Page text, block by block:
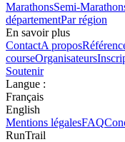
MarathonsSemi-
départementPar région
En savoir plus
ContactA propos
courseOrganisateurs
Soutenir
Langue :
Français
English
Mentions légalesFAQ
RunTrail